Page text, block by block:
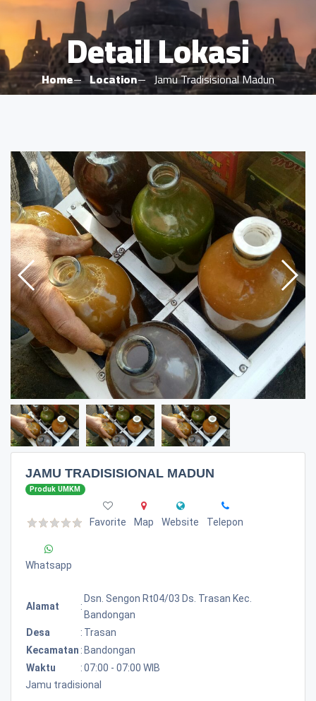
Detail Lokasi
Home Location Jamu Tradisisional Madun
JAMU TRADISISIONAL MADUN
Produk UMKM
Favorite Map Website Telepon
Whatsapp
Alamat :
Dsn. Sengon Rt04/03 Ds. Trasan Kec.
Bandongan
Desa
: Trasan
Kecamatan : Bandongan
Waktu
:07:00 - 07:00 WIB
Jamu tradisional